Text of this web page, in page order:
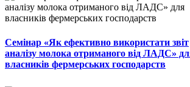
Семінар «Як ефективно використати звіт
аналізу молока отриманого від ЛАДС»
власників фермерських господарств